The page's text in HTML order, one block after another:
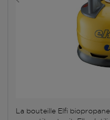
La bouteille Elfi